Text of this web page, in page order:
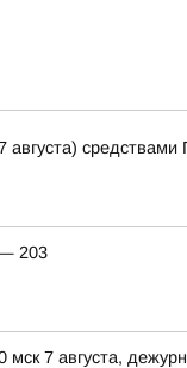
203
7 августа,